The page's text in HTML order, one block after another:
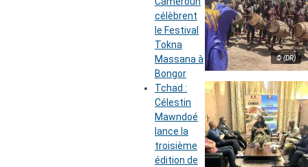
© (DR)
célèbrent
le Festival
Tokna
Massana à
Bongor
Tchad :
Célestin
Mawndoé
lance la
troisième
édition de